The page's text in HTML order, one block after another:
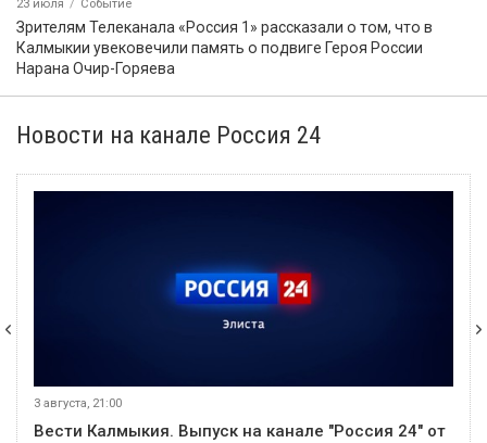
23 июля Событие
Зрителям Телеканала «Россия 1» рассказали о том, что в
Калмыкии увековечили память о подвиге Героя России
Нарана Очир-Горяева
Новости на канале Россия 24
3 августа, 21:00
Вести Калмыкия. Выпуск на канале "Россия 24" от